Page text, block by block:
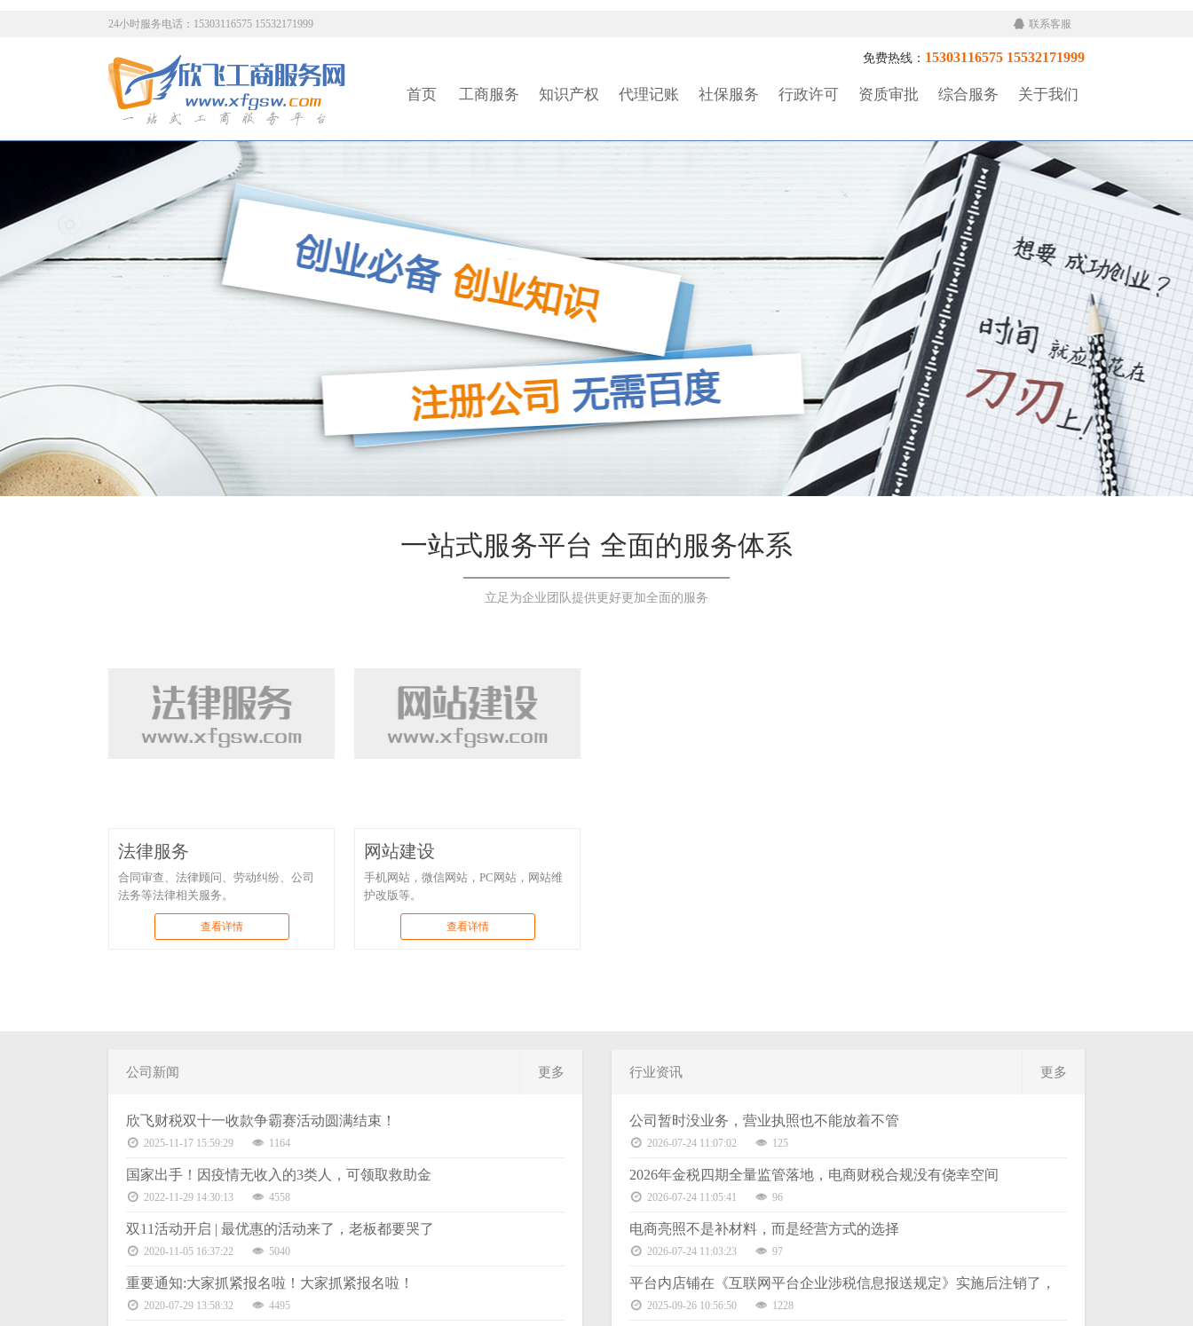
24小时服务电话：15303116575 15532171999 联系客服
首页 工商服务 知识产权 代理记账 社保服务 行政许可 资质审批 综合服务 关于我们
免费热线： 15303116575 15532171999
一站式服务平台 全面的服务体系
立足为企业团队提供更好更加全面的服务
法律服务
合同审查、法律顾问、劳动纠纷、公司
法务等法律相关服务。
查看详情
网站建设
手机网站，微信网站，PC网站，网站维
护改版等。
查看详情
公司新闻 更多
欣飞财税双十一收款争霸赛活动圆满结束！
2025-11-17 15:59:29 1164
国家出手！因疫情无收入的3类人，可领取救助金
2022-11-29 14:30:13 4558
双11活动开启 | 最优惠的活动来了，老板都要哭了
2020-11-05 16:37:22 5040
重要通知:大家抓紧报名啦！大家抓紧报名啦！
2020-07-29 13:58:32 4495
行业资讯 更多
公司暂时没业务，营业执照也不能放着不管
2026-07-24 11:07:02 125
2026年金税四期全量监管落地，电商财税合规没有侥幸空间
2026-07-24 11:05:41 96
电商亮照不是补材料，而是经营方式的选择
2026-07-24 11:03:23 97
平台内店铺在《互联网平台企业涉税信息报送规定》实施后注销了，
2025-09-26 10:56:50 1228